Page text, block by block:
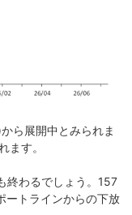
ら展開中とみられま
ます。
終わるでしょう。157
ートラインからの下放